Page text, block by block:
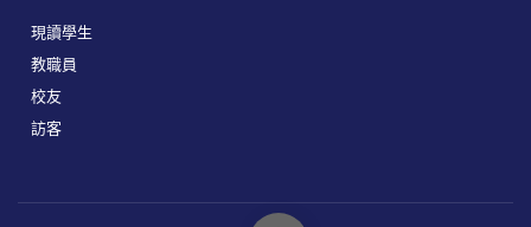
現讀學生
教職員
校友
訪客